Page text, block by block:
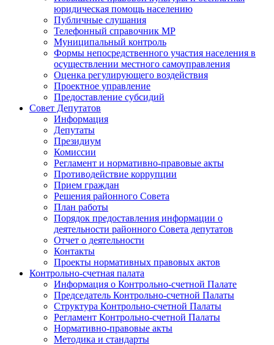
юридическая помощь населению
Публичные слушания
Телефонный справочник МР
Муниципальный контроль
Формы непосредственного участия населения в
осуществлении местного самоуправления
Оценка регулирующего воздействия
Проектное управление
Предоставление субсидий
Совет Депутатов
Информация
Депутаты
Президиум
Комиссии
Регламент и нормативно-правовые акты
Противодействие коррупции
Прием граждан
Решения районного Совета
План работы
Порядок предоставления информации о
деятельности районного Совета депутатов
Отчет о деятельности
Контакты
Проекты нормативных правовых актов
Контрольно-счетная палата
Информация о Контрольно-счетной Палате
Председатель Контрольно-счетной Палаты
Структура Контрольно-счетной Палаты
Регламент Контрольно-счетной Палаты
Нормативно-правовые акты
Методика и стандарты